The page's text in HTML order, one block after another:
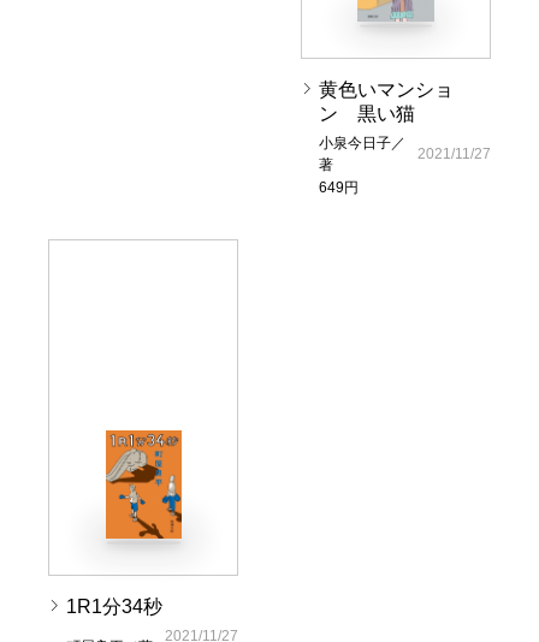
黄色いマンショ
ン 黒い猫
小泉今日子／
著
649円
2021/11/27
1R1分34秒
2021/11/27